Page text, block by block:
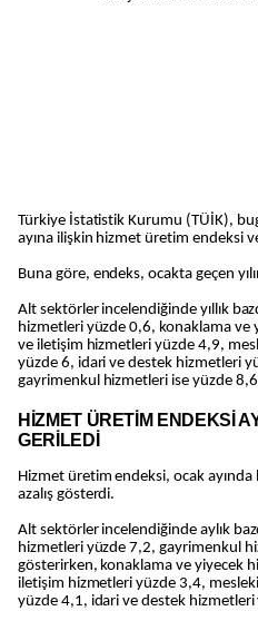
Türkiye İstatistik Kurumu (TÜİK),
ayına ilişkin hizmet üretim endeksi
Buna göre, endeks, ocakta geçen
Alt sektörler incelendiğinde yıllık
hizmetleri yüzde 0,6, konaklama ve
ve iletişim hizmetleri yüzde 4,9,
yüzde 6, idari ve destek hizmetleri
gayrimenkul hizmetleri ise yüzde 8,6
HİZMET ÜRETİM ENDEKSİ
GERİLEDİ
Hizmet üretim endeksi, ocak
azalış gösterdi.
Alt sektörler incelendiğinde aylık
hizmetleri yüzde 7,2, gayrimenkul
gösterirken, konaklama ve yiyecek
iletişim hizmetleri yüzde 3,4,
yüzde 4,1, idari ve destek hizmetleri